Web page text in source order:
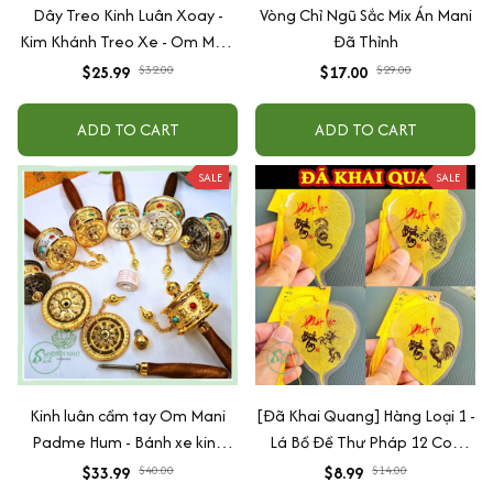
Dây Treo Kinh Luân Xoay -
Kim Khánh Treo Xe - Om Mani
Padme Hum
$25.99 $32.00
ADD TO CART
Vòng Chỉ Ngũ Sắc Mix Án Mani
Đã Thỉnh
$17.00 $29.00
ADD TO CART
SALE
Kinh luân cầm tay Om Mani
Padme Hum - Bánh xe kinh
luân cầu nguyện pháp khí mật
$33.99 $40.00
SALE
[Đã Khai Quang] Hàng Loại 1 -
Lá Bồ Đề Thư Pháp 12 Con
Giáp
$8.99 $14.00